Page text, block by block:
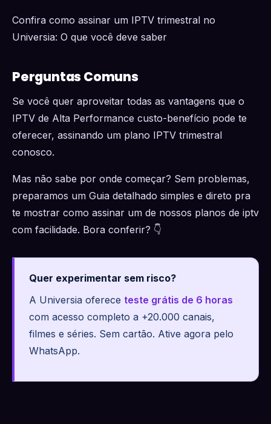
Confira como assinar um IPTV trimestral no
Universia: O que você deve saber
Perguntas Comuns
Se você quer aproveitar todas as vantagens que o
IPTV de Alta Performance custo-benefício pode te
oferecer, assinando um plano IPTV trimestral
conosco.
Mas não sabe por onde começar? Sem problemas,
preparamos um Guia detalhado simples e direto pra
te mostrar como assinar um de nossos planos de iptv
com facilidade. Bora conferir? 👇
Quer experimentar sem risco?
A Universia oferece teste grátis de 6 horas
com acesso completo a +20.000 canais,
filmes e séries. Sem cartão. Ative agora pelo
WhatsApp.